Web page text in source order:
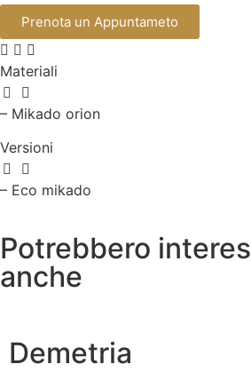
Prenota un Appuntameto
Materiali
– Mikado orion
Versioni
– Eco mikado
Potrebbero
anche
Demetria